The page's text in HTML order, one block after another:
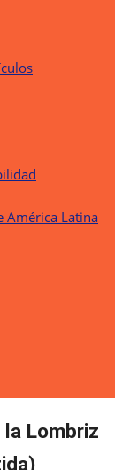
América Latina
Lombriz